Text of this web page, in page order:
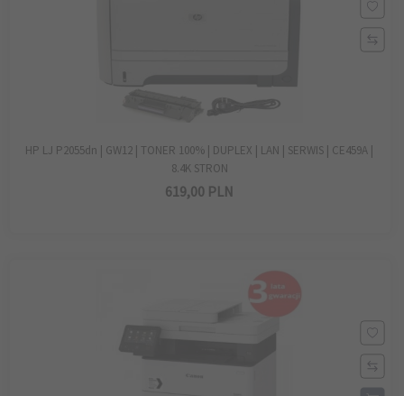
HP LJ P2055dn | GW12 | TONER 100% | DUPLEX | LAN | SERWIS | CE459A |
8.4K STRON
619,00 PLN